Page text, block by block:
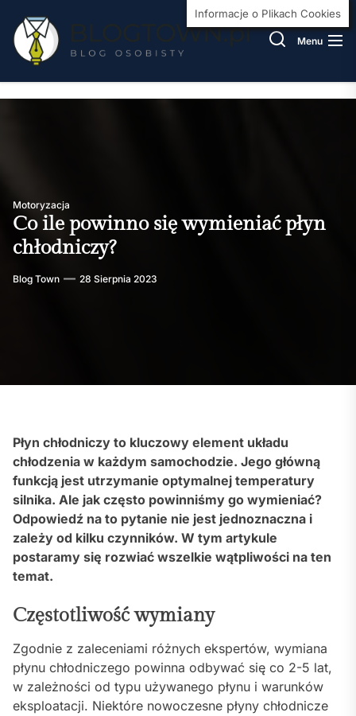
the
content
Menu
Motoryzacja
Co ile powinno się wymieniać płyn
chłodniczy?
Blog Town 28 Sierpnia 2023
Płyn chłodniczy to kluczowy element układu
chłodzenia w każdym samochodzie. Jego główną
funkcją jest utrzymanie optymalnej temperatury
silnika. Ale jak często powinniśmy go wymieniać?
Odpowiedź na to pytanie nie jest jednoznaczna i
zależy od kilku czynników. W tym artykule
postaramy się rozwiać wszelkie wątpliwości na ten
temat.
Częstotliwość wymiany
Zgodnie z zaleceniami różnych ekspertów, wymiana
płynu chłodniczego powinna odbywać się co 2-5 lat,
w zależności od typu używanego płynu i warunków
eksploatacji. Niektóre nowoczesne płyny chłodnicze
Informacje o Plikach Cookies